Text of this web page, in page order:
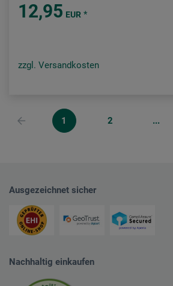
12,95 EUR *
zzgl. Versandkosten
1 2 ...
Ausgezeichnet sicher
Nachhaltig einkaufen